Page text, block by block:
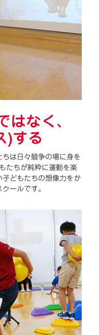
なく、
)する
は日々競争の場に身を
たちが純粋に運動を楽
どもたちの想像力をか
ールです。